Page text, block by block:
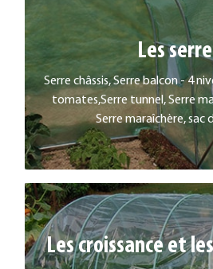
Les
Serre châssis, Serre balcon - 4
tomates,Serre tunnel, Serre
Serre maraîchère, sac
LES SERRES
EN SAVOIR
Les croissance et
LES CROISSANCE ET LES